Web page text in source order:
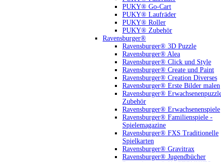
PUKY® Go-Cart
PUKY® Laufräder
PUKY® Roller
PUKY® Zubehör
Ravensburger®
Ravensburger® 3D Puzzle
Ravensburger® Alea
Ravensburger® Click und Style
Ravensburger® Create und Paint
Ravensburger® Creation Diverses
Ravensburger® Erste Bilder malen
Ravensburger®
Zubehör
Ravensburger® Erwachsenenspiele
Ravensburger® Familienspiele -
Spielemagazine
Ravensburger® FXS Traditionelle
Spielkarten
Ravensburger® Gravitrax
Ravensburger® Jugendbücher